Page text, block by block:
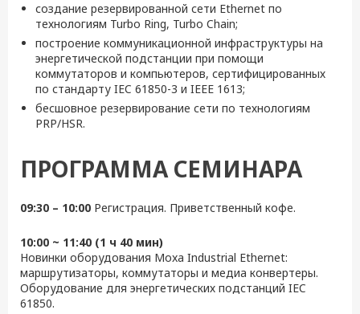
создание резервированной сети Ethernet по
технологиям Turbo Ring, Turbo Chain;
построение коммуникационной инфраструктуры на
энергетической подстанции при помощи
коммутаторов и компьютеров, сертифицированных
по стандарту IEC 61850-3 и IEEE 1613;
бесшовное резервирование сети по технологиям
PRP/HSR.
ПРОГРАММА СЕМИНАРА
09:30 – 10:00 Регистрация. Приветственный кофе.
10:00 ~ 11:40 (1 ч 40 мин)
Новинки оборудования Moxa Industrial Ethernet:
маршрутизаторы, коммутаторы и медиа конвертеры.
Оборудование для энергетических подстанций IEC
61850.